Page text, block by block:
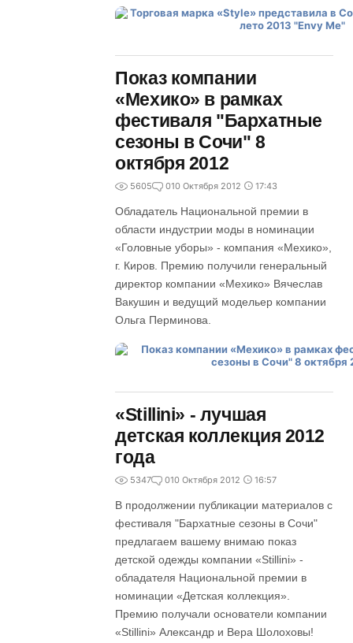
Показ компании
«Мехико» в рамках
фестиваля "Бархатные
сезоны в Сочи" 8
октября 2012
5605 010 Октября 2012 17:43
Обладатель Национальной премии в
области индустрии моды в номинации
«Головные уборы» - компания «Мехико»,
г. Киров. Премию получили генеральный
директор компании «Мехико» Вячеслав
Вакушин и ведущий модельер компании
Ольга Перминова.
«Stillini» - лучшая
детская коллекция 2012
года
5347 010 Октября 2012 16:57
В продолжении публикации материалов с
фестиваля "Бархатные сезоны в Сочи"
предлагаем вашему внимаю показ
детской одежды компании «Stillini» -
обладателя Национальной премии в
номинации «Детская коллекция».
Премию получали основатели компании
«Stillini» Александр и Вера Шолоховы!